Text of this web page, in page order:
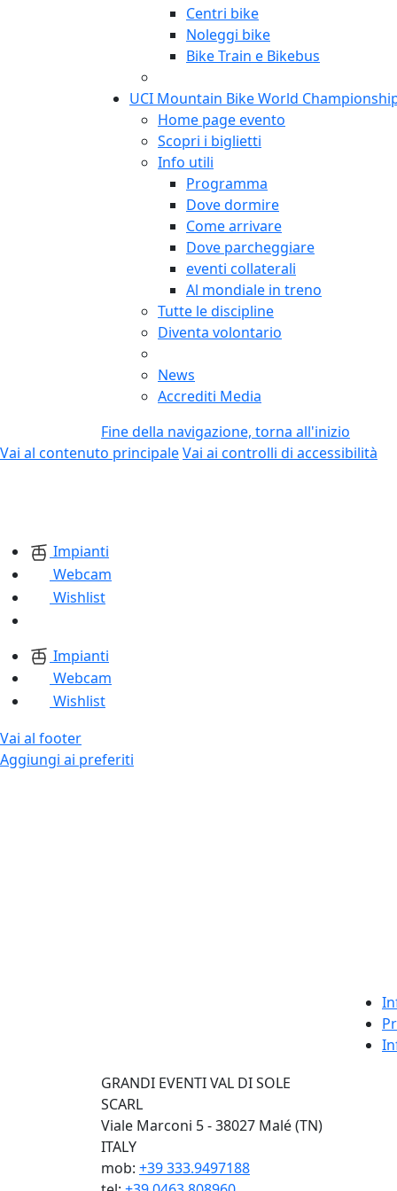
Centri bike
Noleggi bike
Bike Train e Bikebus
UCI Mountain Bike World
Home page evento
Scopri i biglietti
Info utili
Programma
Dove dormire
Come arrivare
Dove parcheggiare
eventi collaterali
Al mondiale in treno
Tutte le discipline
Diventa volontario
News
Accrediti Media
Fine della navigazione, torna all'inizio
Vai al contenuto principaleVai ai controlli di accessibilità
Impianti
Webcam
Wishlist
Impianti
Webcam
Wishlist
Vai al footer
Aggiungi ai preferiti
GRANDI EVENTI VAL DI SOLE
SCARL
Viale Marconi 5 - 38027 Malé (TN)
ITALY
mob: +39 333.9497188